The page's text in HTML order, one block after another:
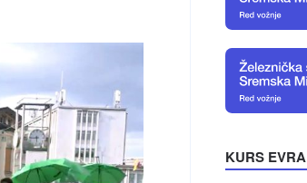
KURS EVRA